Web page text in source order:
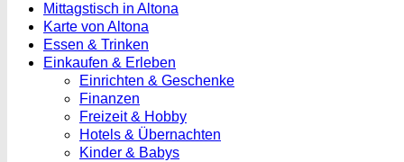
Mittagstisch in Altona
Karte von Altona
Essen & Trinken
Einkaufen & Erleben
Einrichten & Geschenke
Finanzen
Freizeit & Hobby
Hotels & Übernachten
Kinder & Babys